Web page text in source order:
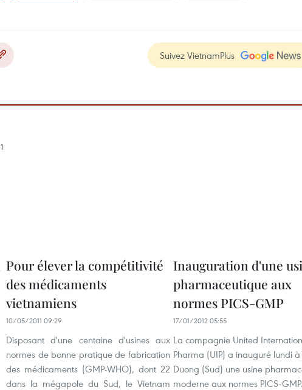
Suivez VietnamPlus
Pour élever la compétitivité
des médicaments
vietnamiens
10/05/2011 09:29
Disposant d'une centaine d'usines aux
normes de bonne pratique de fabrication
des médicaments (GMP-WHO), dont 22
dans la mégapole du Sud, le Vietnam
Inauguration d'une
pharmaceutique aux
normes PICS-GMP
17/01/2012 05:55
La compagnie United
Pharma (UIP) a inauguré lundi à
Duong (Sud) une usine
moderne aux normes PICS-GMP.